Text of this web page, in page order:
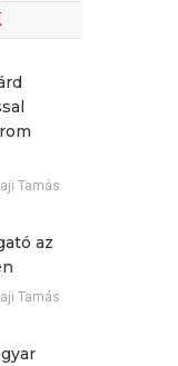
Tamás
az
Tamás